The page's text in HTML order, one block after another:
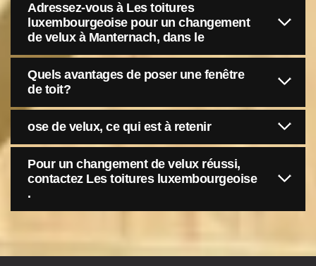
Adressez-vous à Les toitures
luxembourgeoise pour un changement
de velux à Manternach, dans le
Quels avantages de poser une fenêtre
de toit?
ose de velux, ce qui est à retenir
Pour un changement de velux réussi,
contactez Les toitures luxembourgeoise
.